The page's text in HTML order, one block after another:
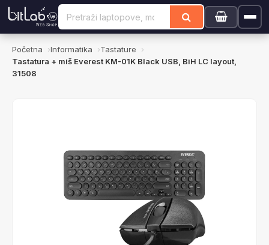
Početna Informatika
Tastature
Tastatura + miš Everest KM-01K Black USB, BiH LC layout,
31508